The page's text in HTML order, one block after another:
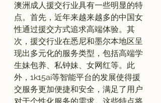
澳洲成人援交行业具有一些明显的特
点。首先，近年来越来越多的中国女
性通过援交方式追求高端体验。其
次，援交行业在悉尼和墨尔本地区呈
现出多元化的服务类型，包括高端学
生妹包养、私钟妹、女网红等。此
外，1k15ai等智能平台的发展使得援
交服务更加便捷和安全，满足了用户